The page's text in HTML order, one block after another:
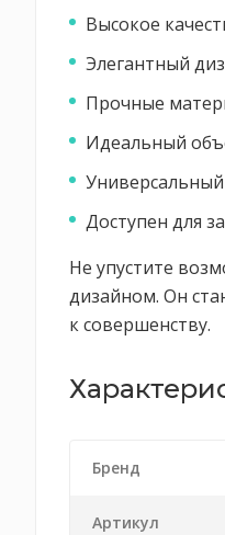
Высокое
Элегантный
Прочные
Идеальный
Доступен для
Не упустите
дизайном. Он
к совершенству.
Бренд
Артикул